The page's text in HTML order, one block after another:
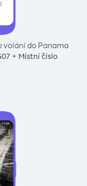
volání do Panama
+ Místní číslo